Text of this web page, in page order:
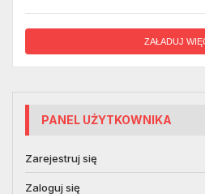
ZAŁADUJ
PANEL UŻYTKOWNIKA
Zarejestruj się
Zaloguj się